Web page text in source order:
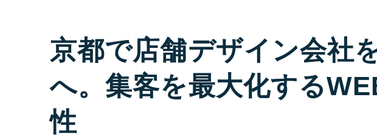
京都で店舗デザイン会社
へ。集客を最大化する
性